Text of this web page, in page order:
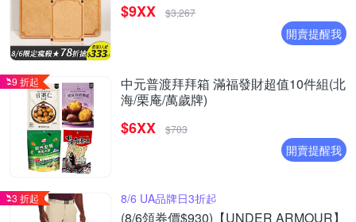
$9XX $3,267
開賣提醒我
9 折起
中元普渡拜拜箱 滿福發財超值10件組(北
海/栗庵/萬歲牌)
$6XX $703
開賣提醒我
3 折起 8/6 UA品牌日3折起
(8/6領券價$930)【UNDER ARMOUR】